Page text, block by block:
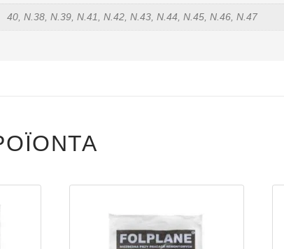
40, Ν.38, Ν.39, Ν.41, Ν.42, Ν.43, Ν.44, Ν.45, Ν.46, Ν.47